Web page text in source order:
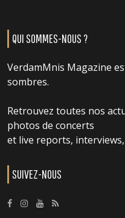
QUI SOMMES-NOUS ?
VerdamMnis Magazine
sombres.
Retrouvez toutes nos
photos de concerts
et live reports, interviews,
SUIVEZ-NOUS